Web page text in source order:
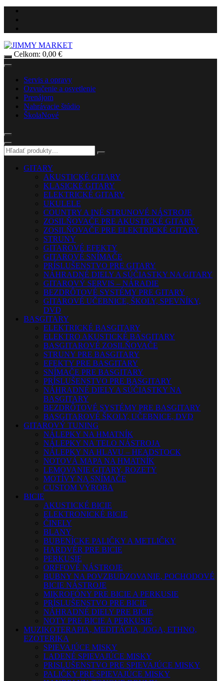
Celkom: 0,00 €
Servis a opravy
Ozvučenie a osvetlenie
Prenájom
Nahrávacie štúdio
ŠkolaNové
GITARY
AKUSTICKÉ GITARY
KLASICKÉ GITARY
ELEKTRICKÉ GITARY
UKULELE
COUNTRY A INÉ STRUNOVÉ NÁSTROJE
ZOSILŇOVAČE PRE AKUSTICKÉ GITARY
ZOSILŇOVAČE PRE ELEKTRICKÉ GITARY
STRUNY
GITAROVÉ EFEKTY
GITAROVÉ SNÍMAČE
PRÍSLUŠENSTVO PRE GITARY
NÁHRADNÉ DIELY A SÚČIASTKY NA GITARY
GITAROVÝ SERVIS – NÁRADIE
BEZDRÔTOVÉ SYSTÉMY PRE GITARY
GITAROVÉ UČEBNICE, ŠKOLY, SPEVNÍKY,
DVD
BASGITARY
ELEKTRICKÉ BASGITARY
ELEKTRO AKUSTICKÉ BASGITARY
BASGITAROVÉ ZOSILŇOVAČE
STRUNY PRE BASGITARY
EFEKTY PRE BASGITARY
SNÍMAČE PRE BASGITARY
PRÍSLUŠENSTVO PRE BASGITARY
NÁHRADNÉ DIELY A SÚČIASTKY NA
BASGITARY
BEZDRÔTOVÉ SYSTÉMY PRE BASGITARY
BASGITAROVÉ ŠKOLY, UČEBNICE, DVD
GITAROVÝ TUNING
NÁLEPKY NA HMATNÍK
NÁLEPKY NA TELO NÁSTROJA
NÁLEPKY NA HLAVU – HEADSTOCK
NOTOVÁ MAPA NA HMATNÍK
LEMOVANIE GITARY, ROZETY
MOTÍVY NA SNÍMAČE
CUSTOM VÝROBA
BICIE
AKUSTICKÉ BICIE
ELEKTRONICKÉ BICIE
ČINELY
BLANY
BUBENÍCKE PALIČKY A METLIČKY
HARDVÉR PRE BICIE
PERKUSIE
ORFFOVÉ NÁSTROJE
BUBNY NA POVZBUDZOVANIE, POCHODOVÉ
BICIE NÁSTROJE
MIKROFÓNY PRE BICIE A PERKUSIE
PRÍSLUŠENSTVO PRE BICIE
NÁHRADNÉ DIELY PRE BICIE
NOTY PRE BICIE A PERKUSIE
MUZIKOTERAPIA, MEDITÁCIA, JOGA, ETHNO,
EZOTERIKA
SPIEVAJÚCE MISKY
LADENÉ SPIEVAJÚCE MISKY
PRISLUŠENSTVO PRE SPIEVAJÚCE MISKY
PALIČKY PRE SPIEVAJÚCE MISKY